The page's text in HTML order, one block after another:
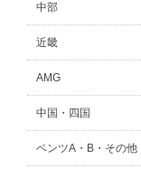
中部
近畿
AMG
中国・四国
ベンツA・B・その他